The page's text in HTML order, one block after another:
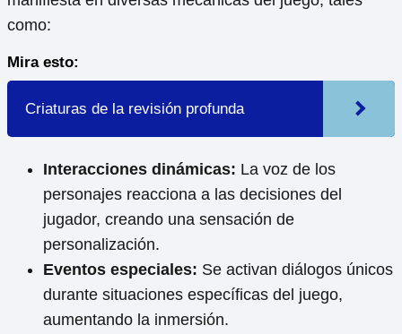
como:
Mira esto:
Criaturas de la revisión profunda
Interacciones dinámicas: La voz de los
personajes reacciona a las decisiones del
jugador, creando una sensación de
personalización.
Eventos especiales: Se activan diálogos únicos
durante situaciones específicas del juego,
aumentando la inmersión.